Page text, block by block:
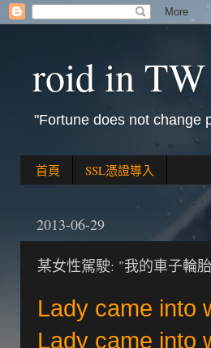
roid in TW
"Fortune does not change
首頁 SSL憑證導入
2013-06-29
某女性駕駛: "我的車子輪
Lady came into
Lady came into